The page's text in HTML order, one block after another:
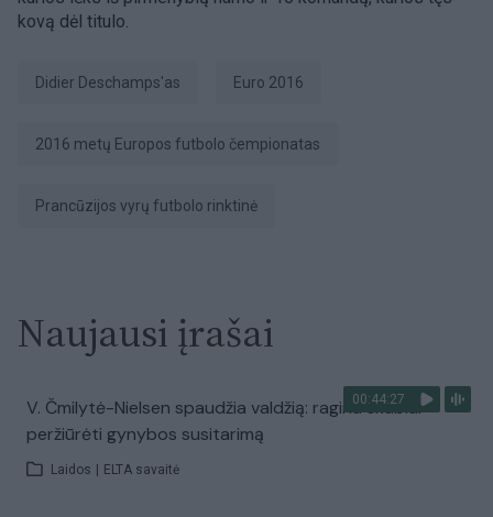
kovą dėl titulo.
Didier Deschamps'as Euro 2016
2016 metų Europos futbolo čempionatas
Prancūzijos vyrų futbolo rinktinė
Naujausi įrašai
00:44:27
V. Čmilytė-Nielsen spaudžia valdžią: ragina skubiai
peržiūrėti gynybos susitarimą
Laidos ELTA savaitė